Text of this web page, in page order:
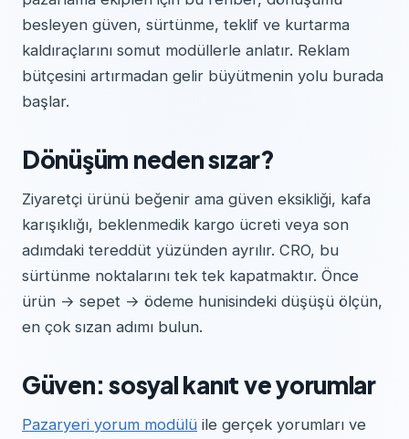
besleyen güven, sürtünme, teklif ve kurtarma
kaldıraçlarını somut modüllerle anlatır. Reklam
bütçesini artırmadan gelir büyütmenin yolu burada
başlar.
Dönüşüm neden sızar?
Ziyaretçi ürünü beğenir ama güven eksikliği, kafa
karışıklığı, beklenmedik kargo ücreti veya son
adımdaki tereddüt yüzünden ayrılır. CRO, bu
sürtünme noktalarını tek tek kapatmaktır. Önce
ürün → sepet → ödeme hunisindeki düşüşü ölçün,
en çok sızan adımı bulun.
Güven: sosyal kanıt ve yorumlar
Pazaryeri yorum modülü ile gerçek yorumları ve